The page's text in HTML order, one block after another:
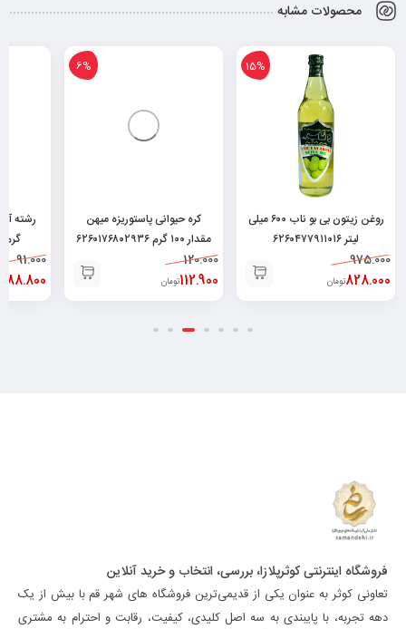
محصولات مشابه
15%
روغن زیتون بی بو ناب ۶۰۰ میلی
لیتر ۶۲۶۰۴۷۷۹۱۱۰۱۶
975.000
828.000تومان
6%
کره حیوانی پاستوریزه میهن
مقدار ۱۰۰ گرم ۶۲۶۰۱۷۶۸۰۲۹۳۶
120.000
112.900تومان
گرم ۶۲۶۰۵۳۲۸۲۲۹۴۳
91.000
88.800
فروشگاه اینترنتی کوثرپلازا، بررسی، انتخاب و خرید آنلاین
تعاونی کوثر به عنوان یکی از قدیمی‌ترین فروشگاه های شهر قم با بیش از یک
دهه تجربه، با پایبندی به سه اصل کلیدی، کیفیت، رقابت و احترام به مشتری